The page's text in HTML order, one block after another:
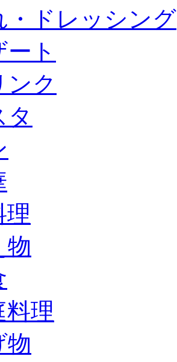
・ドレッシング
ート
ンク
タ
理
物
料理
物